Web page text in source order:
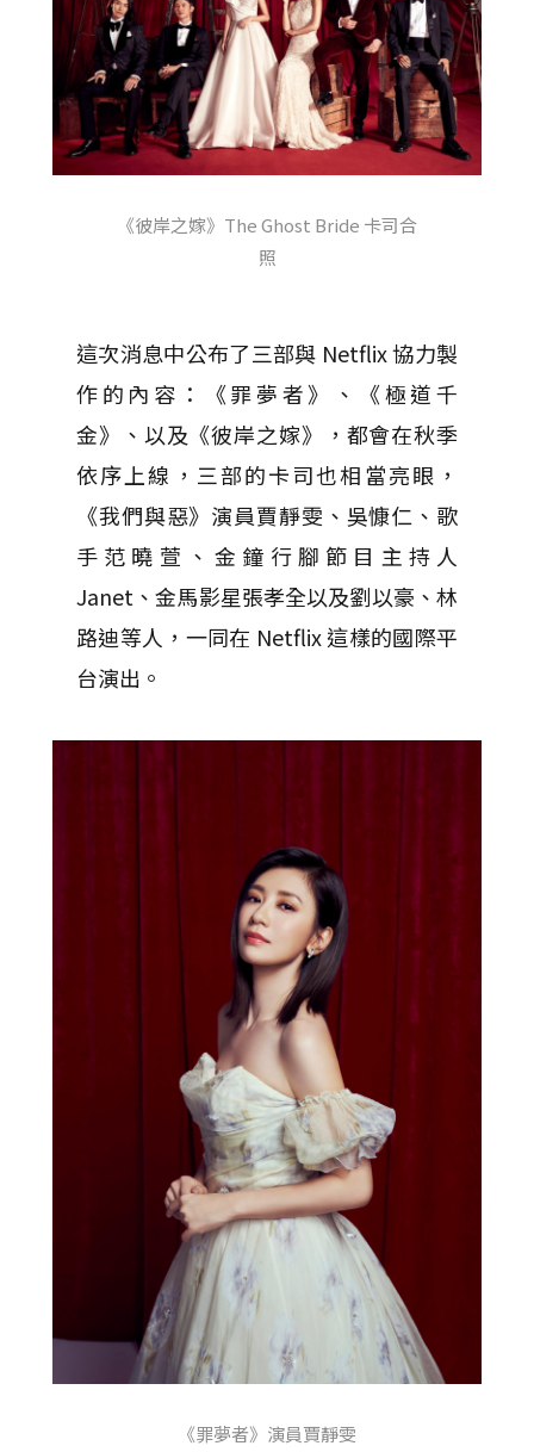
《彼岸之嫁》The Ghost Bride 卡司合
照
這次消息中公布了三部與 Netflix 協力製
作的內容：《罪夢者》、《極道千
金》、以及《彼岸之嫁》，都會在秋季
依序上線，三部的卡司也相當亮眼，
《我們與惡》演員賈靜雯、吳慷仁、歌
手范曉萱、金鐘行腳節目主持人
Janet、金馬影星張孝全以及劉以豪、林
路迪等人，一同在 Netflix 這樣的國際平
台演出。
《罪夢者》演員賈靜雯